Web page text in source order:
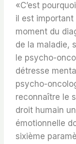
«C’est
il est important
moment du
de la maladie,
le psycho-
détresse
psycho-
reconnaître le
droit humain
émotionnelle
sixième